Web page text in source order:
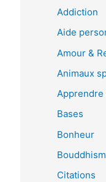
Addiction
Aide
Amour &
Animaux
Apprendre
Bases
Bonheur
Citations